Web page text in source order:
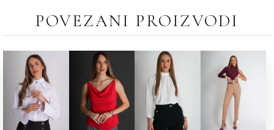
POVEZANI PROIZVODI